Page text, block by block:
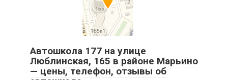
Автошкола 177 на улице
Люблинская, 165 в районе Марьино
— цены, телефон, отзывы об